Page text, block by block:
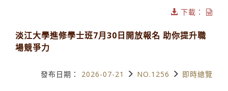
下載：
淡江大學進修學士班7月30日開放報名 助你提升職
場競爭力
發布日期： 2026-07-21 NO.1256 即時總覽